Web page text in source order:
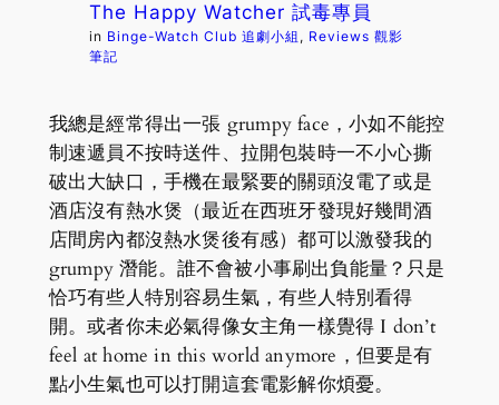
The Happy Watcher 試毒專員
in Binge-Watch Club 追劇小組 , Reviews 觀影
筆記
我總是經常得出一張 grumpy face，小如不能控
制速遞員不按時送件、拉開包裝時一不小心撕
破出大缺口，手機在最緊要的關頭沒電了或是
酒店沒有熱水煲（最近在西班牙發現好幾間酒
店間房內都沒熱水煲後有感）都可以激發我的
grumpy 潛能。誰不會被小事刷出負能量？只是
恰巧有些人特別容易生氣，有些人特別看得
開。或者你未必氣得像女主角一樣覺得 I don’t
feel at home in this world anymore，但要是有
點小生氣也可以打開這套電影解你煩憂。